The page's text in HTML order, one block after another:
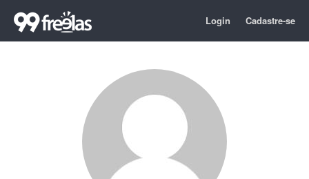
Login Cadastre-se